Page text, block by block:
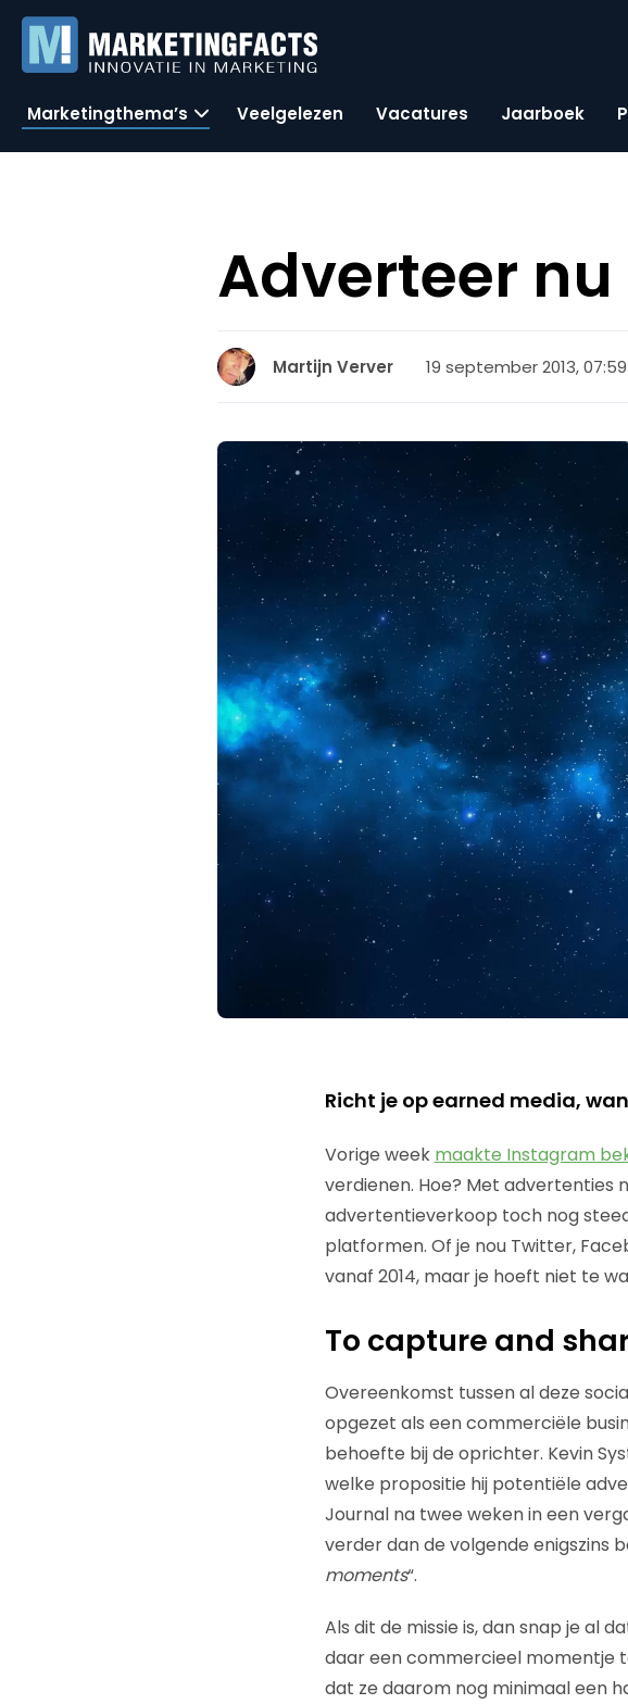
Marketingthema’s Veelgelezen Vacatures Jaarboek
Adverteer
Martijn Verver 19 september 2013, 07:59
Richt je op earned media,
Vorige week maakte Instagram
verdienen. Hoe? Met advertenties
advertentieverkoop toch nog
platformen. Of je nou Twitter,
vanaf 2014, maar je hoeft niet te
To capture and
Overeenkomst tussen al deze
opgezet als een commerciële
behoefte bij de oprichter. Kevin
welke propositie hij potentiële
Journal na twee weken in een
verder dan de volgende enigszins
moments“.
Als dit de missie is, dan snap je al
daar een commercieel momentje
dat ze daarom nog minimaal een